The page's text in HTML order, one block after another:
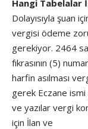
Hangi Tabelalar
Dolayısıyla şuan
vergisi ödeme
gerekiyor. 2464
fıkrasının (5)
harfin asılması
gerek Eczane
ve yazılar vergi
için İlan ve